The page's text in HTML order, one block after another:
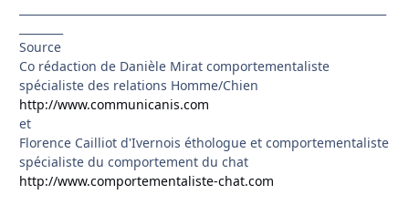
Source
Co rédaction de Danièle Mirat comportementaliste
spécialiste des relations Homme/Chien
http://www.communicanis.com
et
Florence Cailliot d'Ivernois éthologue et comportementaliste
spécialiste du comportement du chat
http://www.comportementaliste-chat.com